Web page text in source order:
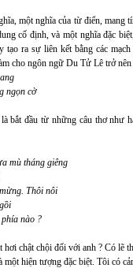
một nghĩa của từ điển, mang
cố định, và một nghĩa đặc
tạo ra sự liên kết bằng các
cho ngôn ngữ Du Tử Lê trở nên
ngọn cờ
bắt đầu từ những câu thơ như
mù tháng giêng
Thôi nôi
nào ?
chật chội đối với anh ? Có lẽ
hiện tượng đặc biệt. Tôi có